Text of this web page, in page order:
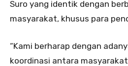
Suro yang identik dengan
masyarakat, khusus para
“Kami berharap dengan
koordinasi antara